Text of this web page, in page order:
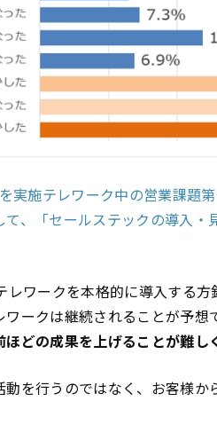
実施テレワーク中の営業課題
、「セールステックの導入・
ワークを本格的に導入する
ークは継続されることが予想
どの成果を上げることが難し
を行うのではなく、お客様か